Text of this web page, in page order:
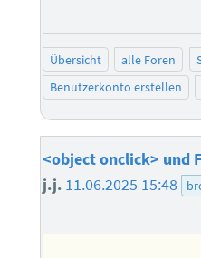
Übersicht alle Foren
Benutzerkonto erstellen
<object onclick> und
j.j. 11.06.2025 15:48